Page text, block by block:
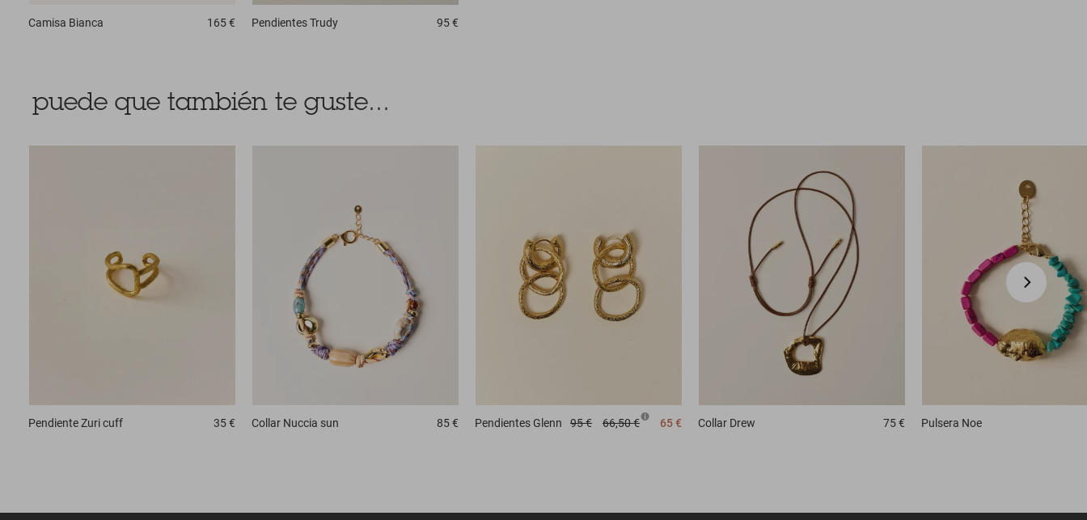
Camisa Bianca 165 € PendientesTrudy 95 €
puede que también te guste...
PendienteZuri cuff 35 € Collar Nuccia sun 85 € Pendientes Glenn 95 € 66,50 € 65 € Collar Drew 75 € Pulsera Noe